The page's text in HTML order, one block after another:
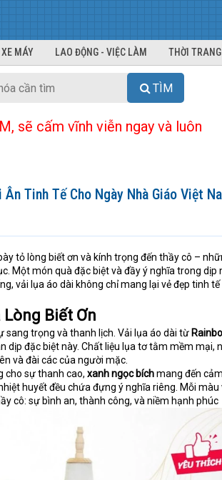
MÁY LAO ĐỘNG - VIỆC LÀM THỜI
TÌM
sẽ cấm vĩnh viễn ngay và luôn
Tinh Tế Cho Ngày Nhà Giáo Việt
tỏ lòng biết ơn và kính trọng đến thầy cô –
Một món quà đặc biệt và đầy ý nghĩa trong dịp
vải lụa áo dài không chỉ mang lại vẻ đẹp tinh
Biết Ơn
sang trọng và thanh lịch. Vải lụa áo dài từ
dịp đặc biệt này. Chất liệu lụa tơ tằm mềm mại,
và đài các của người mặc.
sự thanh cao, xanh ngọc bíchmang đến
huyết đều chứa đựng ý nghĩa riêng. Mỗi màu
cô: sự bình an, thành công, và niềm hạnh phúc